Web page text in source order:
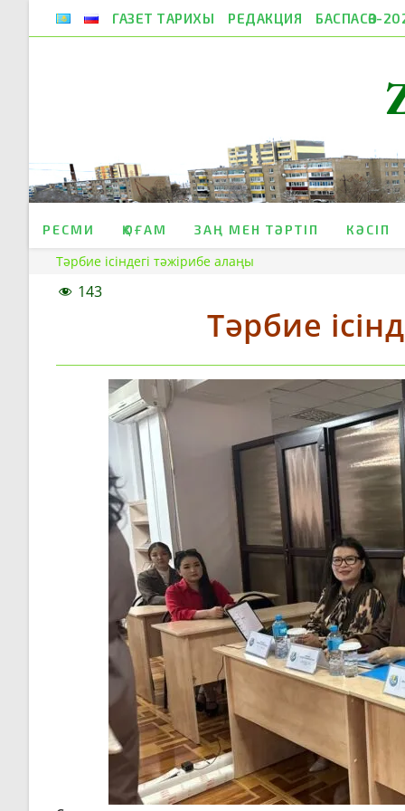
ГАЗЕТ ТАРИХЫ РЕДАКЦИЯ БАСПАСӨЗ-
РЕСМИ ҚОҒАМ ЗАҢ МЕН ТӘРТІП КӘСІП
Тәрбие ісіндегі тәжірибе алаңы
143
Тәрбие